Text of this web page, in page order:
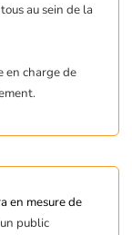
au sein de la
en charge de
en mesure de
public